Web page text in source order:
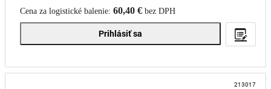
Cena za logistické balenie: 60,40 € bez DPH
Prihlásiť sa
213017